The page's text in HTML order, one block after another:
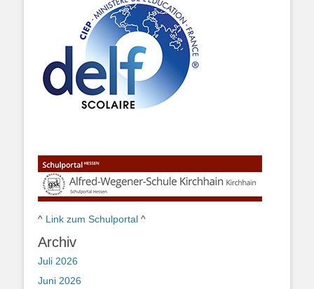
^ Link zum Schulportal ^
Archiv
Juli 2026
Juni 2026